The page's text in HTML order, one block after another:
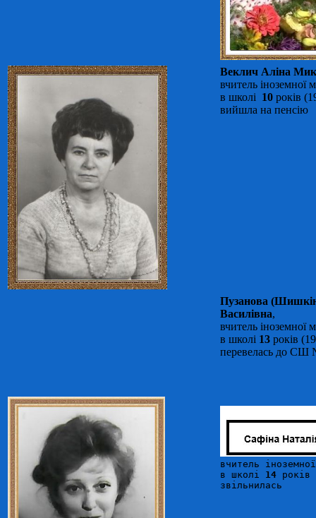
Веклич Аліна
вчитель іноземної
в школі 10 років
вийшла на пенсію
Пузанова
Василівна,
вчитель іноземної
в школі 13 років
перевелась до СШ
вчитель
в школі 14
звільнилась